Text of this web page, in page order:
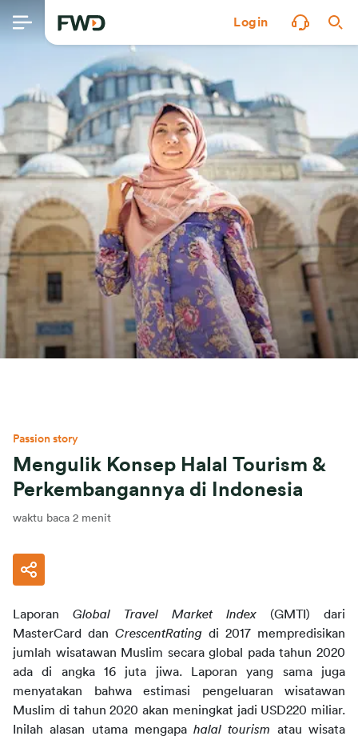
Login
Passion story
Mengulik Konsep Halal Tourism &
Perkembangannya di Indonesia
waktu baca 2 menit
Laporan Global Travel Market Index (GMTI) dari
MasterCard dan CrescentRating di 2017 mempredisikan
jumlah wisatawan Muslim secara global pada tahun 2020
ada di angka 16 juta jiwa. Laporan yang sama juga
menyatakan bahwa estimasi pengeluaran wisatawan
Muslim di tahun 2020 akan meningkat jadi USD220 miliar.
Inilah alasan utama mengapahalal tourism atau wisata